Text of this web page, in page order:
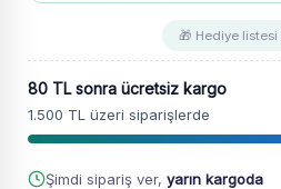
🎁 Hediye listesi
80 TL sonra ücretsiz kargo
1.500 TL üzeri siparişlerde
Şimdi sipariş ver,yarın kargoda